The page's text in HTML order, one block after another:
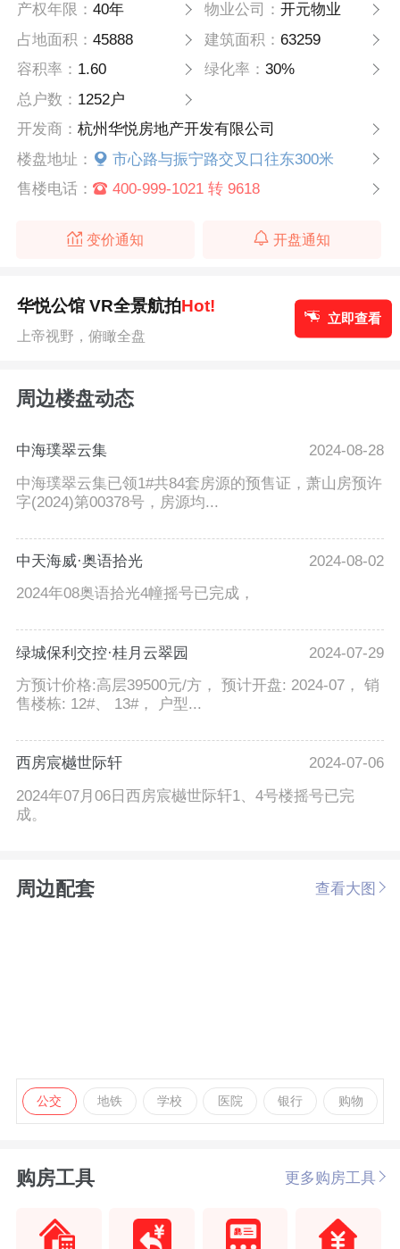
产权年限：40年 物业公司： 开元物业
占地面积：45888 建筑面积： 63259
容积率： 1.60 绿化率： 30%
总户数： 1252户
开发商：杭州华悦房地产开发有限公司
楼盘地址：
市心路与振宁路交叉口往东300米
售楼电话：
400-999-1021 转 9618
变价通知 开盘通知
华悦公馆 VR全景航拍Hot!
上帝视野，俯瞰全盘
立即查看
周边楼盘动态
中海璞翠云集
2024-08-28
中海璞翠云集已领1#共84套房源的预售证，萧山房预许
字(2024)第00378号，房源均...
中天海威·奥语拾光
2024-08-02
2024年08奥语拾光4幢摇号已完成，
绿城保利交控·桂月云翠园
2024-07-29
方预计价格:高层39500元/方， 预计开盘: 2024-07， 销
售楼栋: 12#、 13#， 户型...
西房宸樾世际轩
2024-07-06
2024年07月06日西房宸樾世际轩1、4号楼摇号已完
成。
周边配套 查看大图
公交 地铁 学校 医院 银行 购物
购房工具 更多购房工具